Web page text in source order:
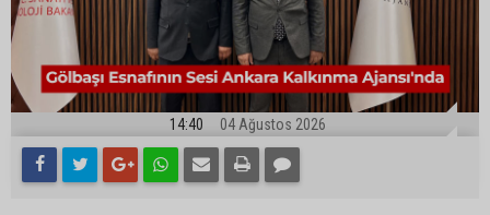
14:40 04 Ağustos 2026